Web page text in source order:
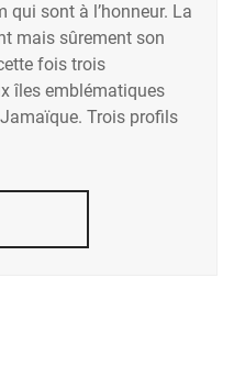
qui sont à l’honneur. La
mais sûrement son
fois trois
îles emblématiques
Trois profils